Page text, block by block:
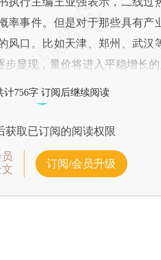
率事件。但是对于那些具有产
风口。比如天津、郑州、武汉
显现，量价将进入平稳增长的
计756字 订阅后继续阅读
获取已订阅的阅读权限
订阅/会员升级